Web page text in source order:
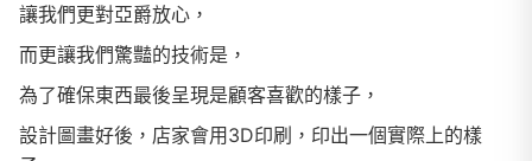
讓我們更對亞爵放心，
而更讓我們驚豔的技術是，
為了確保東西最後呈現是顧客喜歡的樣子，
設計圖畫好後，店家會用3D印刷，印出一個實際上的樣